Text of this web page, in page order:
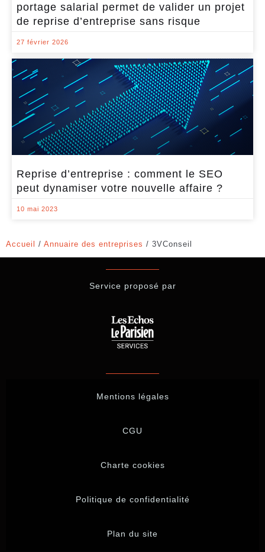
portage salarial permet de valider un projet
de reprise d’entreprise sans risque
27 février 2026
Reprise d’entreprise : comment le SEO
peut dynamiser votre nouvelle affaire ?
10 mai 2023
Accueil / Annuaire des entreprises / 3VConseil
Service proposé par
Mentions légales
CGU
Charte cookies
Politique de confidentialité
Plan du site